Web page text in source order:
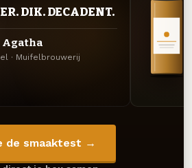
DIK. DECADENT.
Agatha
· Muifelbrouwerij
de smaaktest →